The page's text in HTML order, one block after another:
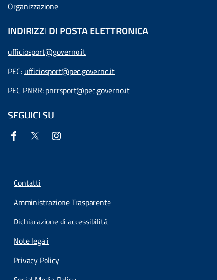
Organizzazione
INDIRIZZI DI POSTA ELETTRONICA
ufficiosport@governo.it
PEC: ufficiosport@pec.governo.it
PEC PNRR: pnrrsport@pec.governo.it
SEGUICI SU
Contatti
Amministrazione Trasparente
Dichiarazione di accessibilità
Note legali
Privacy Policy